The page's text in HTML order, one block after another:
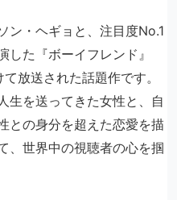
ン・ヘギョと、注目度No.1
た『ボーイフレンド』
放送された話題作です。
生を送ってきた女性と、自
との身分を超えた恋愛を描
、世界中の視聴者の心を掴